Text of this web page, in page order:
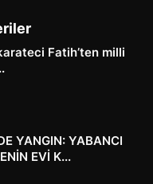
Fatih’ten milli
YANGIN: YABANCI
EVİ K...